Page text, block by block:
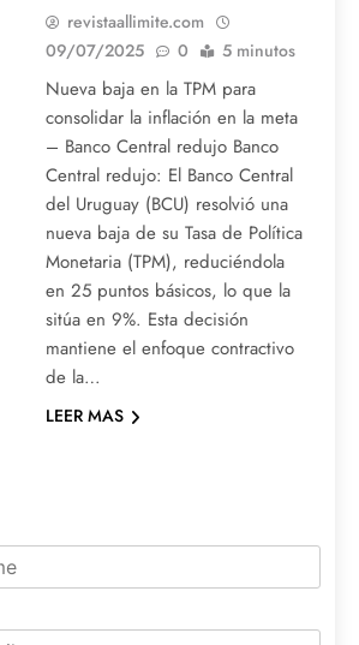
revistaallimite.com
09/07/2025
0 5 minutos
Nueva baja en la TPM para
consolidar la inflación en la meta
– Banco Central redujo Banco
Central redujo: El Banco Central
del Uruguay (BCU) resolvió una
nueva baja de su Tasa de Política
Monetaria (TPM), reduciéndola
en 25 puntos básicos, lo que la
sitúa en 9%. Esta decisión
mantiene el enfoque contractivo
de la…
LEER MAS